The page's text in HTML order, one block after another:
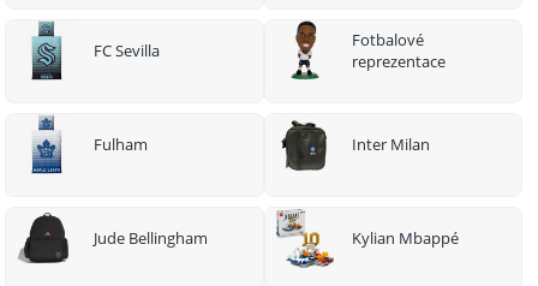
FC Sevilla
Fotbalové
reprezentace
Fulham Inter Milan
Jude Bellingham Kylian Mbappé